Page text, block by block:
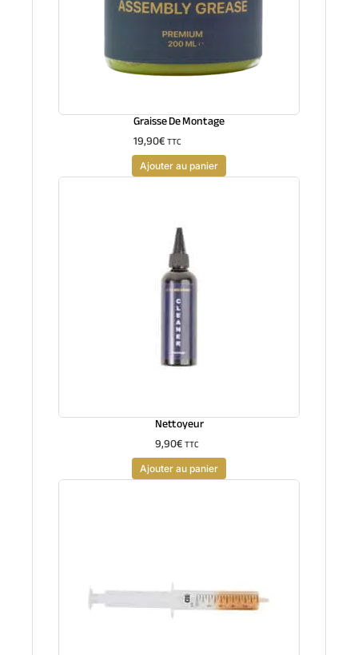
Graisse De Montage
19,90€TTC
Ajouter au panier
Nettoyeur
9,90€TTC
Ajouter au panier